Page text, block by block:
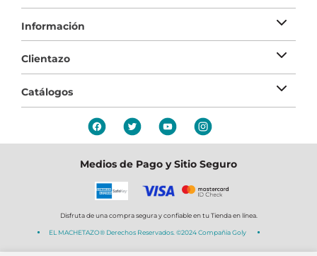
Información
Clientazo
Catálogos
Medios de Pago y Sitio Seguro
Disfruta de una compra segura y confiable en tu Tienda en línea.
EL MACHETAZO® Derechos Reservados. ©2024 Compañia Goly